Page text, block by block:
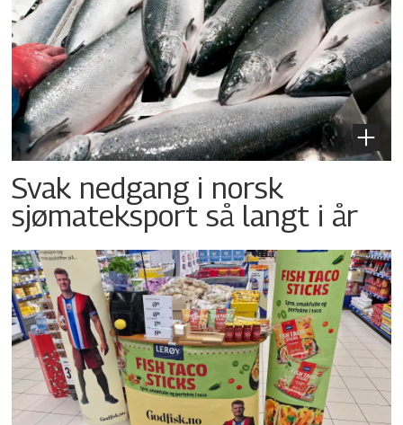
Svak nedgang i norsk
sjømateksport så langt i år